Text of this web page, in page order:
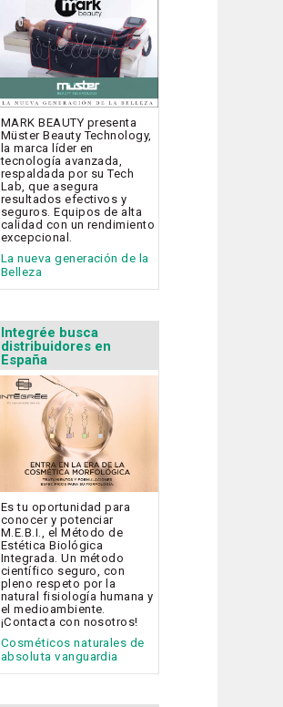
MARK BEAUTY presenta
Müster Beauty Technology,
la marca líder en
tecnología avanzada,
respaldada por su Tech
Lab, que asegura
resultados efectivos y
seguros. Equipos de alta
calidad con un rendimiento
excepcional.
La nueva generación de la
Belleza
Integrée busca
distribuidores en
España
Es tu oportunidad para
conocer y potenciar
M.E.B.I., el Método de
Estética Biológica
Integrada. Un método
científico seguro, con
pleno respeto por la
natural fisiología humana y
el medioambiente.
¡Contacta con nosotros!
Cosméticos naturales de
absoluta vanguardia